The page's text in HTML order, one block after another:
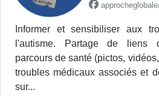
Informer et sensibiliser aux
l'autisme. Partage de liens
parcours de santé (pictos,
troubles médicaux associés et
sur...